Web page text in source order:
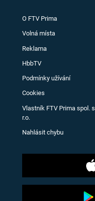
O FTV Prima
Volná místa
Reklama
HbbTV
Podmínky užívání
Cookies
Vlastník FTV Prima spol. s
r.o.
Nahlásit chybu